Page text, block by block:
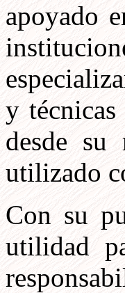
apoyado
y
desde su
utilizado
Con su
utilidad